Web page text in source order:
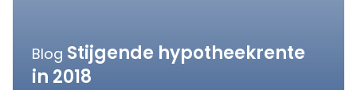
Blog Stijgende hypotheekrente
in 2018